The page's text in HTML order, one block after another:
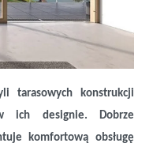
Odkryj zalety HS-ów
tarasowych konstrukcji
ich designie. Dobrze
komfortową obsługę